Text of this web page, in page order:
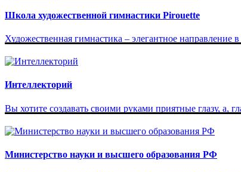
Школа художественной гимнастики Pirouette
Художественная гимнастика – элегантное направление
Интеллекторий
Вы хотите создавать своими руками приятные глазу, а,
Министерство науки и высшего образования РФ